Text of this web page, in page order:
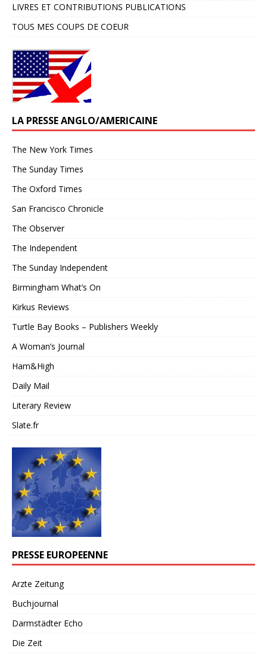
LIVRES ET CONTRIBUTIONS PUBLICATIONS
TOUS MES COUPS DE COEUR
LA PRESSE ANGLO/AMERICAINE
The New York Times
The Sunday Times
The Oxford Times
San Francisco Chronicle
The Observer
The Independent
The Sunday Independent
Birmingham What’s On
Kirkus Reviews
Turtle Bay Books – Publishers Weekly
A Woman’s Journal
Ham&High
Daily Mail
Literary Review
Slate.fr
PRESSE EUROPEENNE
Arzte Zeitung
Buchjournal
Darmstädter Echo
Die Zeit